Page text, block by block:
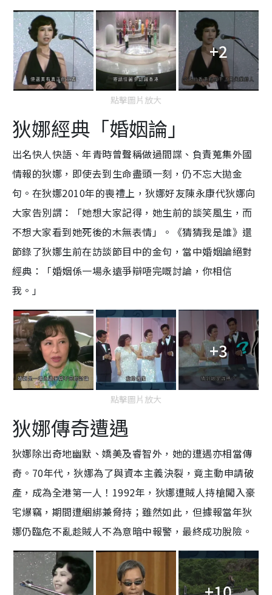
+2
點擊圖片放大
狄娜經典「婚姻論」
出名快人快語、年青時曾聲稱做過間諜、負責蒐集外國
情報的狄娜，即使去到生命盡頭一刻，仍不忘大拋金
句。在狄娜2010年的喪禮上，狄娜好友陳永康代狄娜向
大家告別謂：「她想大家記得，她生前的談笑風生，而
不想大家看到她死後的木無表情」。《猜猜我是誰》還
節錄了狄娜生前在訪談節目中的金句，當中婚姻論絕對
經典：「婚姻係一場永遠爭辯唔完嘅討論，你相信
我。」
+3
點擊圖片放大
狄娜傳奇遭遇
狄娜除出奇地幽默、嬌美及睿智外，她的遭遇亦相當傳
奇。70年代，狄娜為了與資本主義決裂，竟主動申請破
產，成為全港第一人！1992年，狄娜遭賊人持槍闖入豪
宅爆竊，期間遭綑綁兼脅持；雖然如此，但據報當年狄
娜仍臨危不亂趁賊人不為意暗中報警，最終成功脫險。